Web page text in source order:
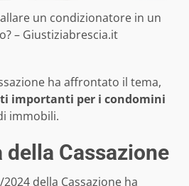
un condizionatore in un
– Giustiziabrescia.it
ha affrontato il tema,
importanti per i condomini
immobili.
della Cassazione
della Cassazione ha